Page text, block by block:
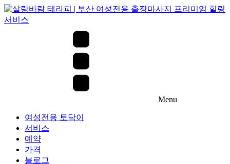
Menu
여성전용 토닥이
서비스
예약
가격
블로그